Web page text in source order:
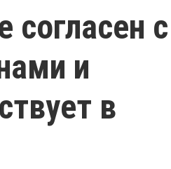
согласен с
и
в